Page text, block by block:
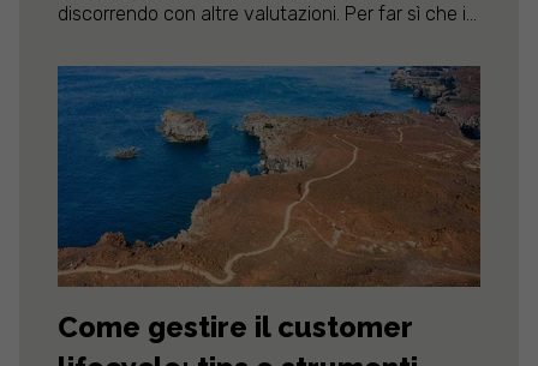
discorrendo con altre valutazioni. Per far sì che i...
Come gestire il customer